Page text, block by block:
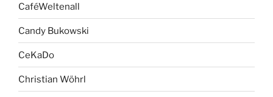
CaféWeltenall
Candy Bukowski
CeKaDo
Christian Wöhrl